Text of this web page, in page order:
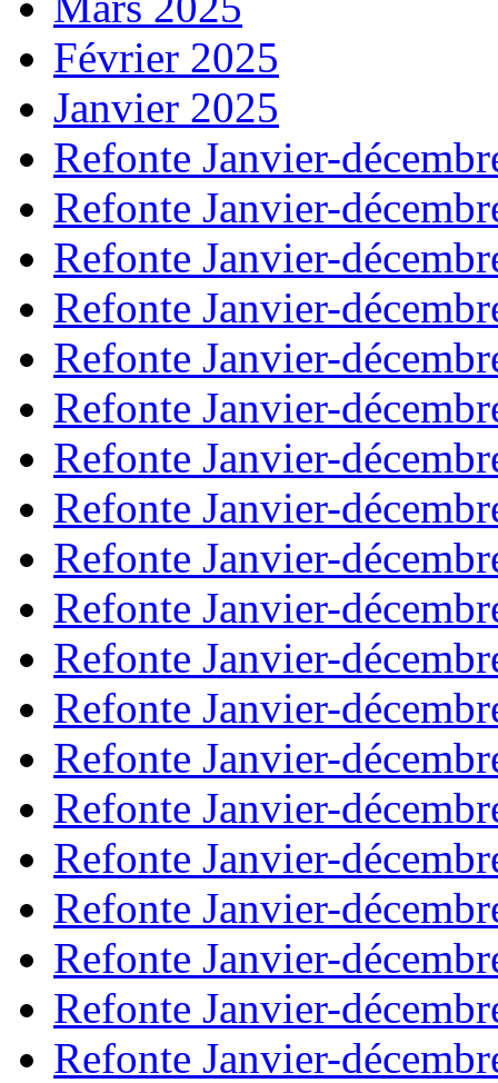
Février 2025
Janvier 2025
Refonte Janvier-
Refonte Janvier-
Refonte Janvier-
Refonte Janvier-
Refonte Janvier-
Refonte Janvier-
Refonte Janvier-
Refonte Janvier-
Refonte Janvier-
Refonte Janvier-
Refonte Janvier-
Refonte Janvier-
Refonte Janvier-
Refonte Janvier-
Refonte Janvier-
Refonte Janvier-
Refonte Janvier-
Refonte Janvier-
Refonte Janvier-